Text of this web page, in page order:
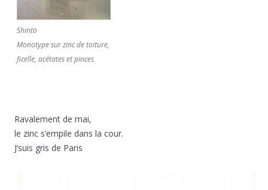
Shinto
Monotype sur zinc de toiture,
ficelle, acétates et pinces
Ravalement de mai,
le zinc s’empile dans la cour.
J’suis gris de Paris